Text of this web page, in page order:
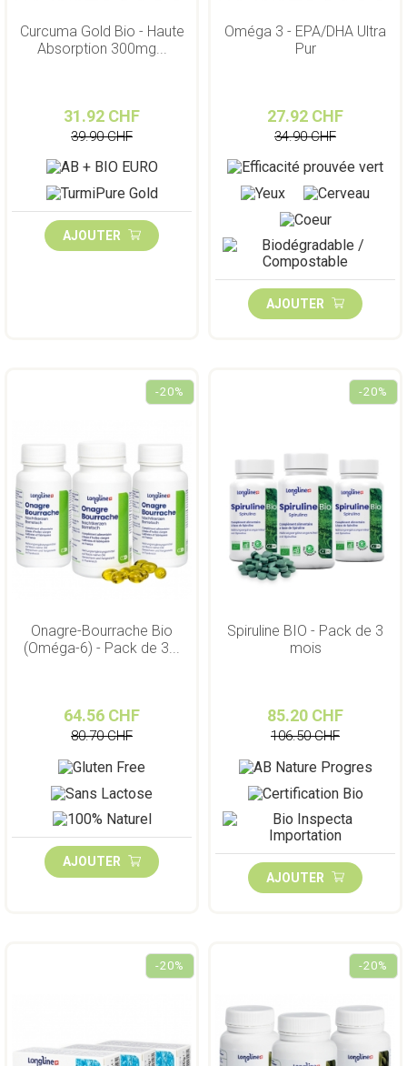
Curcuma Gold Bio - Haute
Absorption 300mg...
31.92 CHF
39.90 CHF
AJOUTER
Oméga 3 - EPA/DHA Ultra
Pur
27.92 CHF
34.90 CHF
AJOUTER
-20%
Onagre-Bourrache Bio
(Oméga-6) - Pack de 3...
64.56 CHF
80.70 CHF
AJOUTER
-20%
Spiruline BIO - Pack de 3
mois
85.20 CHF
106.50 CHF
AJOUTER
-20% -20%